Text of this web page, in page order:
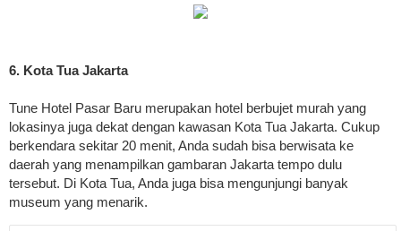
6. Kota Tua Jakarta
Tune Hotel Pasar Baru merupakan hotel berbujet murah yang
lokasinya juga dekat dengan kawasan Kota Tua Jakarta. Cukup
berkendara sekitar 20 menit, Anda sudah bisa berwisata ke
daerah yang menampilkan gambaran Jakarta tempo dulu
tersebut. Di Kota Tua, Anda juga bisa mengunjungi banyak
museum yang menarik.